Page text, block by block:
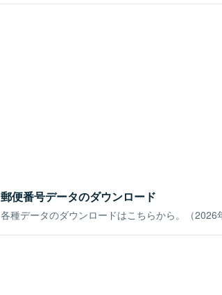
郵便番号データのダウンロード
各種データのダウンロードはこちらから。（2026